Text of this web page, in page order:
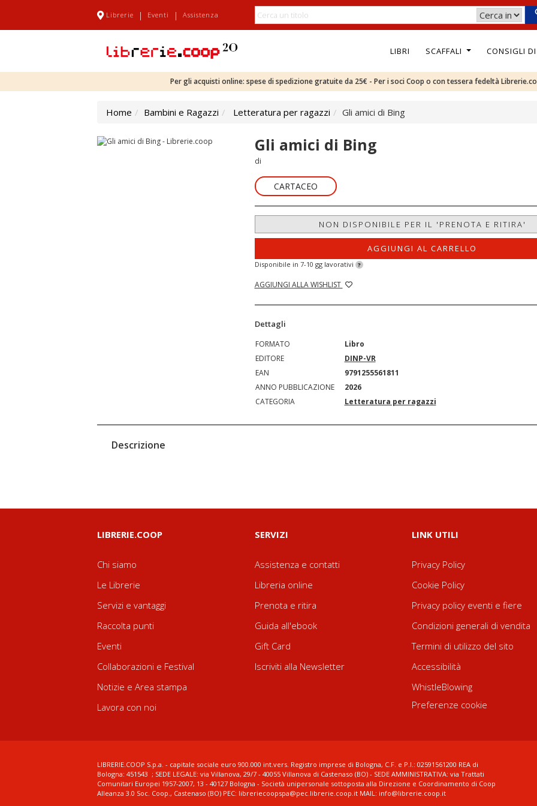
Librerie | Eventi | Assistenza
LIBRI SCAFFALI CONSIGLI
Per gli acquisti online: spese di spedizione gratuite da 25€ - Per i soci Coop o con tessera fedeltà
Home Bambini e Ragazzi Letteratura per ragazzi Gli amici di Bing
Gli amici di Bing
di
CARTACEO
NON DISPONIBILE PER IL 'PRENOTA E RITIRA'
AGGIUNGI AL CARRELLO
Disponibile in 7-10 gg lavorativi ?
AGGIUNGI ALLA WISHLIST
Dettagli
FORMATO
Libro
EDITORE
DINP-VR
EAN
9791255561811
ANNO PUBBLICAZIONE
2026
CATEGORIA
Letteratura per ragazzi
Descrizione
LIBRERIE.COOP
Chi siamo
Le Librerie
Servizi e vantaggi
Raccolta punti
Eventi
Collaborazioni e Festival
Notizie e Area stampa
Lavora con noi
SERVIZI
Assistenza e contatti
Libreria online
Prenota e ritira
Guida all'ebook
Gift Card
Iscriviti alla Newsletter
LINK UTILI
Privacy Policy
Cookie Policy
Privacy policy eventi e fiere
Condizioni generali di vendita
Termini di utilizzo del sito
Accessibilità
WhistleBlowing
Preferenze cookie
LIBRERIE.COOP S.p.a. - capitale sociale euro 900.000 int.vers. Registro imprese di Bologna, C.F. e P.I.: 02591561200 REA di
Bologna: 451543 ; SEDE LEGALE: via Villanova, 29/7 - 40055 Villanova di Castenaso (BO) - SEDE AMMINISTRATIVA: via Trattati
Comunitari Europei 1957-2007, 13 - 40127 Bologna - Società unipersonale sottoposta alla Direzione e Coordinamento di Coop
Alleanza 3.0 Soc. Coop., Castenaso (BO) PEC: libreriecoopspa@pec.librerie.coop.it MAIL: info@librerie.coop.it